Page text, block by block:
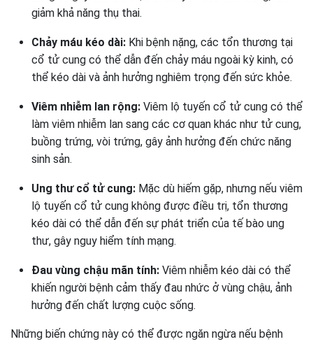
giảm khả năng thụ thai.
Chảy máu kéo dài: Khi bệnh nặng, các tổn thương tại
cổ tử cung có thể dẫn đến chảy máu ngoài kỳ kinh, có
thể kéo dài và ảnh hưởng nghiêm trọng đến sức khỏe.
Viêm nhiễm lan rộng: Viêm lộ tuyến cổ tử cung có thể
làm viêm nhiễm lan sang các cơ quan khác như tử cung,
buồng trứng, vòi trứng, gây ảnh hưởng đến chức năng
sinh sản.
Ung thư cổ tử cung: Mặc dù hiếm gặp, nhưng nếu viêm
lộ tuyến cổ tử cung không được điều trị, tổn thương
kéo dài có thể dẫn đến sự phát triển của tế bào ung
thư, gây nguy hiểm tính mạng.
Đau vùng chậu mãn tính: Viêm nhiễm kéo dài có thể
khiến người bệnh cảm thấy đau nhức ở vùng chậu, ảnh
hưởng đến chất lượng cuộc sống.
Những biến chứng này có thể được ngăn ngừa nếu bệnh